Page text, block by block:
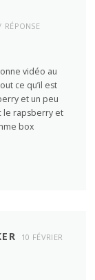
RÉPONSE
vidéo au
ce qu’il est
et un peu
le rapsberry et
box
10 FÉVRIER